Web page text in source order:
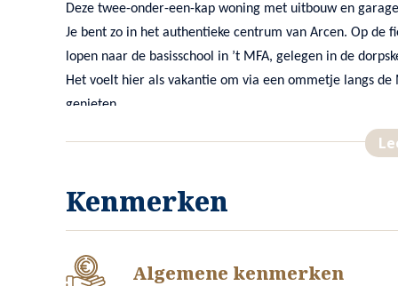
Deze twee-onder-een-kap woning met uitbouw en
Je bent zo in het authentieke centrum van Arcen. Op de
lopen naar de basisschool in ’t MFA, gelegen in de
Het voelt hier als vakantie om via een ommetje langs
genieten.
Sowieso vind je hier in de buurt vele fiets- en
Hoe praktisch kan het zijn!
Via de entree in de voorgevel betreedt je de hal met
Kenmerken
Algemene kenmerken